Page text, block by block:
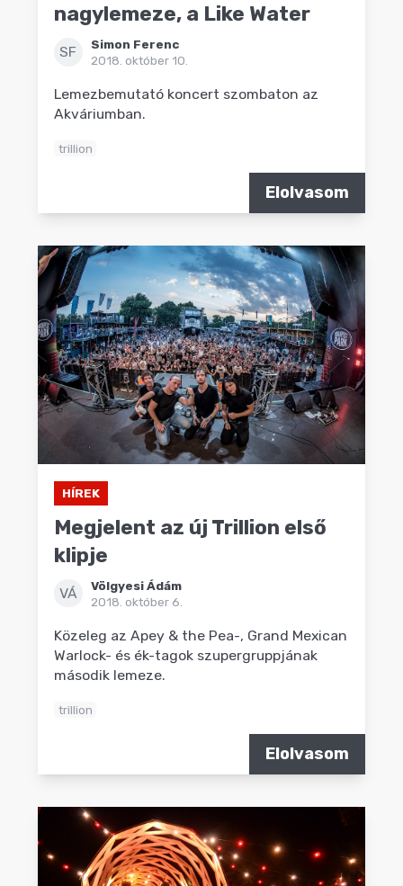
nagylemeze, a Like Water
SF
Simon Ferenc
2018. október 10.
Lemezbemutató koncert szombaton az
Akváriumban.
trillion
Elolvasom
HÍREK
Megjelent az új Trillion első
klipje
VÁ
Völgyesi Ádám
2018. október 6.
Közeleg az Apey & the Pea-, Grand Mexican
Warlock- és ék-tagok szupergruppjának
második lemeze.
trillion
Elolvasom